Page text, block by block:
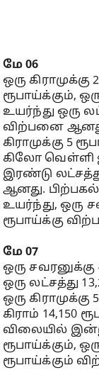
மே 06
ஒரு கிராமுக்கு
ரூபாய்க்கும்,
உயர்ந்து ஒரு
விற்பனை
கிராமுக்கு 5
கிலோ வெள்ளி
இரண்டு
ஆனது.
உயர்ந்து, ஒரு
ரூபாய்க்கு
மே 07
ஒரு
ஒரு லட்சத்து
ஒரு
கிராம் 14,150
விலையில்
ரூபாய்க்கும்,
ரூபாய்க்கும்